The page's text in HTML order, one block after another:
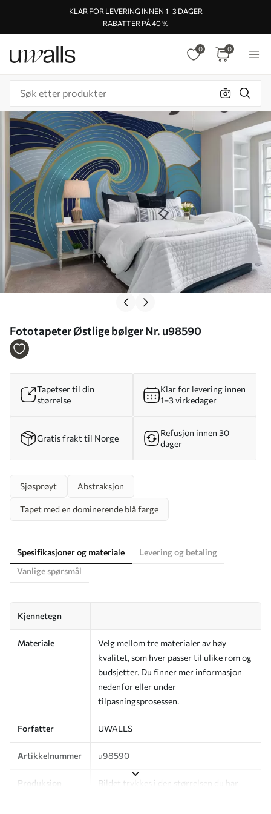
KLAR FOR LEVERING INNEN 1–3 DAGER
RABATTER PÅ 40 %
0 0
Fototapeter Østlige bølger Nr. u98590
Tapetser til din
størrelse
Klar for levering innen
1–3 virkedager
Gratis frakt til Norge
Refusjon innen 30
dager
Sjøsprøyt Abstraksjon
Tapet med en dominerende blå farge
Spesifikasjoner og materiale
Levering og betaling
Vanlige spørsmål
Kjennetegn
Materiale
Velg mellom tre materialer av høy
kvalitet, som hver passer til ulike rom og
budsjetter. Du finner mer informasjon
nedenfor eller under
tilpasningsprosessen.
Forfatter UWALLS
Artikkelnummer u98590
Produksjon
Bildet trykkes i den størrelsen du har